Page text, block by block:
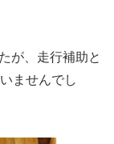
が、走行補助と
ませんでし